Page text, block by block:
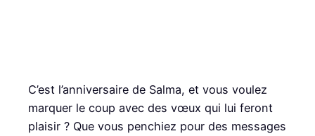
C’est l’anniversaire de Salma, et vous voulez
marquer le coup avec des vœux qui lui feront
plaisir ? Que vous penchiez pour des messages